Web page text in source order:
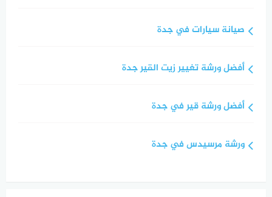
صيانة سيارات في جدة
أفضل ورشة تغيير زيت القير جدة
أفضل ورشة قير في جدة
ورشة مرسيدس في جدة